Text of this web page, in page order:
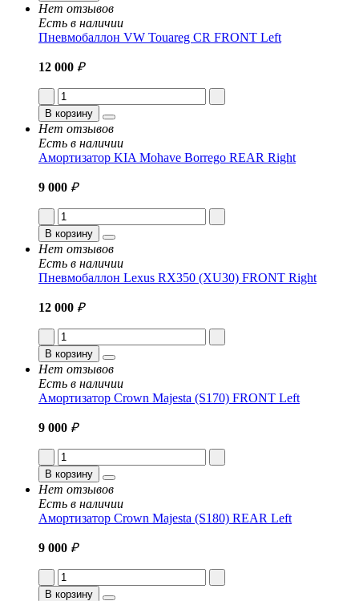
Нет отзывов
Есть в наличии
Пневмобаллон VW Touareg CR FRONT Left
12 000 ₽
В корзину
Нет отзывов
Есть в наличии
Амортизатор KIA Mohave Borrego REAR Right
9 000 ₽
В корзину
Нет отзывов
Есть в наличии
Пневмобаллон Lexus RX350 (XU30) FRONT Right
12 000 ₽
В корзину
Нет отзывов
Есть в наличии
Амортизатор Crown Majesta (S170) FRONT Left
9 000 ₽
В корзину
Нет отзывов
Есть в наличии
Амортизатор Crown Majesta (S180) REAR Left
9 000 ₽
В корзину